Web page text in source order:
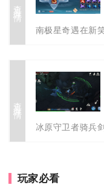
查看详情
玩家必看